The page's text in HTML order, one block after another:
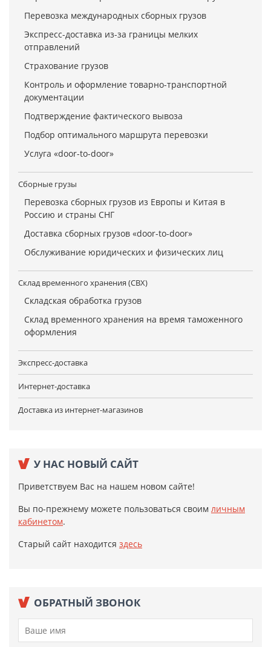
Перевозка международных сборных грузов
Экспресс-доставка из-за границы мелких
отправлений
Страхование грузов
Контроль и оформление товарно-транспортной
документации
Подтверждение фактического вывоза
Подбор оптимального маршрута перевозки
Услуга «door-to-door»
Сборные грузы
Перевозка сборных грузов из Европы и Китая в
Россию и страны СНГ
Доставка сборных грузов «door-to-door»
Обслуживание юридических и физических лиц
Склад временного хранения (СВХ)
Складская обработка грузов
Склад временного хранения на время таможенного
оформления
Экспресс-доставка
Интернет-доставка
Доставка из интернет-магазинов
У НАС НОВЫЙ САЙТ
Приветствуем Вас на нашем новом сайте!
Вы по-прежнему можете пользоваться своим личным
кабинетом.
Старый сайт находится здесь
ОБРАТНЫЙ ЗВОНОК